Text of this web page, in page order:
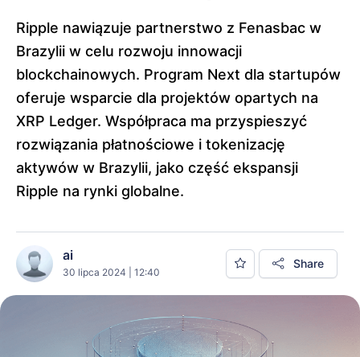
Ripple nawiązuje partnerstwo z Fenasbac w
Brazylii w celu rozwoju innowacji
blockchainowych. Program Next dla startupów
oferuje wsparcie dla projektów opartych na
XRP Ledger. Współpraca ma przyspieszyć
rozwiązania płatnościowe i tokenizację
aktywów w Brazylii, jako część ekspansji
Ripple na rynki globalne.
ai
30 lipca 2024 | 12:40
Share